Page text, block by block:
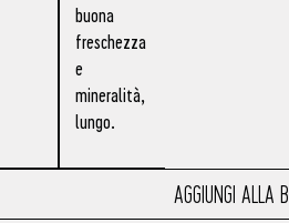
buona
freschezza
e
mineralità,
lungo.
AGGIUNGI ALLA